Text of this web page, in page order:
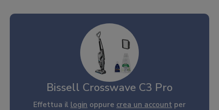
Bissell Crosswave C3 Pro
Effettua il login oppure crea un account per